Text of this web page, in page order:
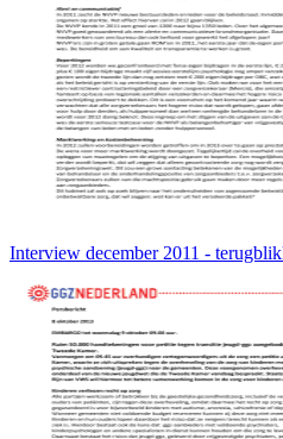
Interview december 2011 -